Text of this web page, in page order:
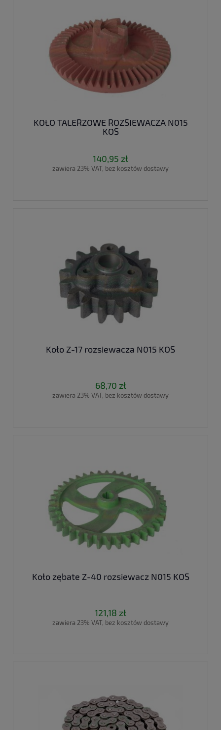
KOŁO TALERZOWE ROZSIEWACZA N015
KOS
140,95 zł
zawiera 23% VAT, bez kosztów dostawy
Koło Z-17 rozsiewacza N015 KOS
68,70 zł
zawiera 23% VAT, bez kosztów dostawy
Koło zębate Z-40 rozsiewacz N015 KOS
121,18 zł
zawiera 23% VAT, bez kosztów dostawy